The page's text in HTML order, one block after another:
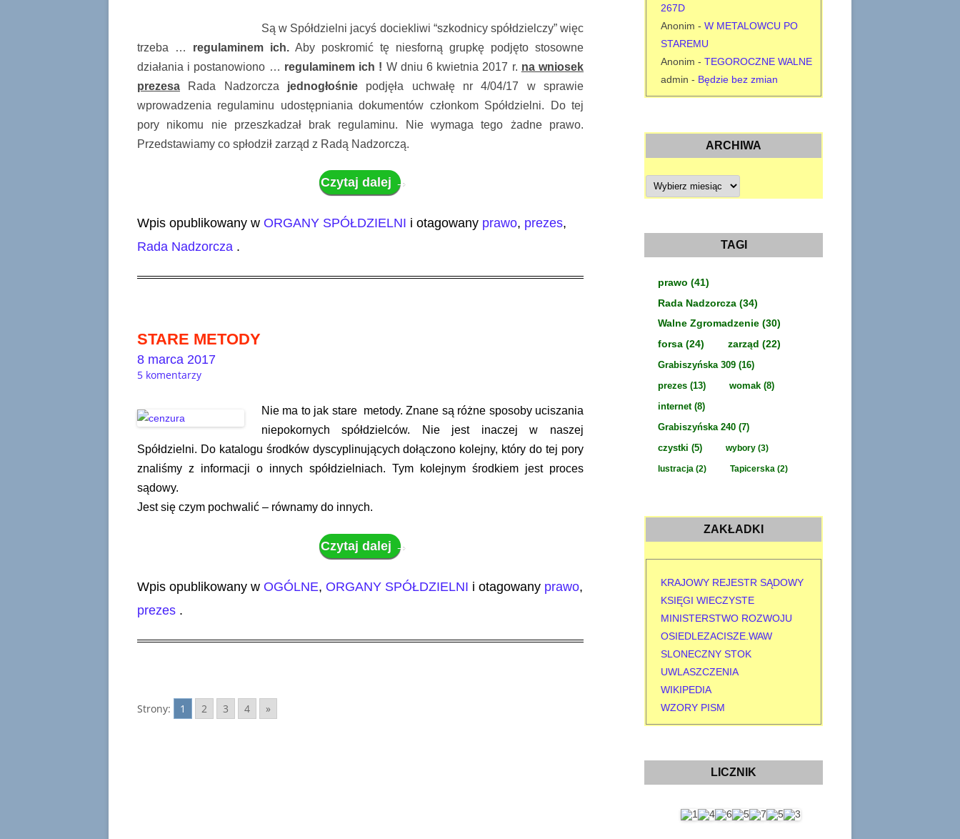
Są w Spółdzielni jacyś dociekliwi “szkodnicy spółdzielczy” więc
trzeba …
regulaminem ich. Aby poskromić tę niesforną grupkę podjęto stosowne
działania i postanowiono … regulaminem ich ! W dniu 6 kwietnia 2017 r. na wniosek
prezesa Rada Nadzorcza jednogłośnie podjęła uchwałę nr 4/04/17 w sprawie
wprowadzenia regulaminu udostępniania dokumentów członkom Spółdzielni. Do tej
pory nikomu nie przeszkadzał brak regulaminu. Nie wymaga tego żadne prawo.
Przedstawiamy co spłodził zarząd z Radą Nadzorczą.
Czytaj dalej →
Wpis opublikowany w ORGANY SPÓŁDZIELNI i otagowany prawo, prezes,
Rada Nadzorcza .
STARE METODY
5 komentarzy
Nie ma to jak stare metody. Znane są różne sposoby uciszania
niepokornych spółdzielców. Nie jest inaczej w naszej
Spółdzielni. Do katalogu środków dyscyplinujących dołączono kolejny, który do tej pory
znaliśmy z informacji o innych spółdzielniach. Tym kolejnym środkiem jest proces
sądowy.
Jest się czym pochwalić – równamy do innych.
Czytaj dalej →
Wpis opublikowany w OGÓLNE, ORGANY SPÓŁDZIELNI i otagowany prawo,
prezes
8 marca 2017
.
Strony: 1 2 3 4 »
267D
Anonim - W METALOWCU PO
STAREMU
Anonim - TEGOROCZNE WALNE
admin - Będzie bez zmian
ARCHIWA
A
c
TAGI
prawo (41)
Rada Nadzorcza (34)
Walne Zgromadzenie (30)
forsa (24) zarząd (22)
Grabiszyńska 309 (16)
prezes (13) womak (8)
internet(8)
Grabiszyńska 240 (7)
czystki (5) wybory (3)
lustracja (2) Tapicerska (2)
ZAKŁADKI
KRAJOWY REJESTR SĄDOWY
KSIĘGI WIECZYSTE
MINISTERSTWO ROZWOJU
OSIEDLEZACISZE.WAW
SLONECZNY STOK
UWLASZCZENIA
WIKIPEDIA
WZORY PISM
LICZNIK